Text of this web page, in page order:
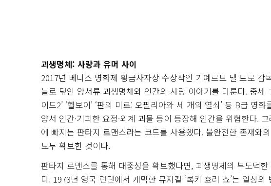
괴생명체: 사랑과 유머 사이
2017년 베니스 영화제 황금사자상 수상작인 기예르모 델 토로 감
늘로 덮인 양서류 괴생명체와 인간의 사랑 이야기를 다룬다. 중세
이드2’ ‘헬보이’ ‘판의 미로: 오필리아와 세 개의 열쇠’ 등 B급 영
양서 인간·기괴한 요정·외계 괴물 등이 등장해 인간을 위협한다.
에 빠지는 판타지 로맨스라는 코드를 사용했다. 불완전한 존재와
모두 확보한 것이다.
판타지 로맨스를 통해 대중성을 확보했다면, 괴생명체의 부도덕
다. 1973년 영국 런던에서 개막한 뮤지컬 ‘록키 호러 쇼’는 일상